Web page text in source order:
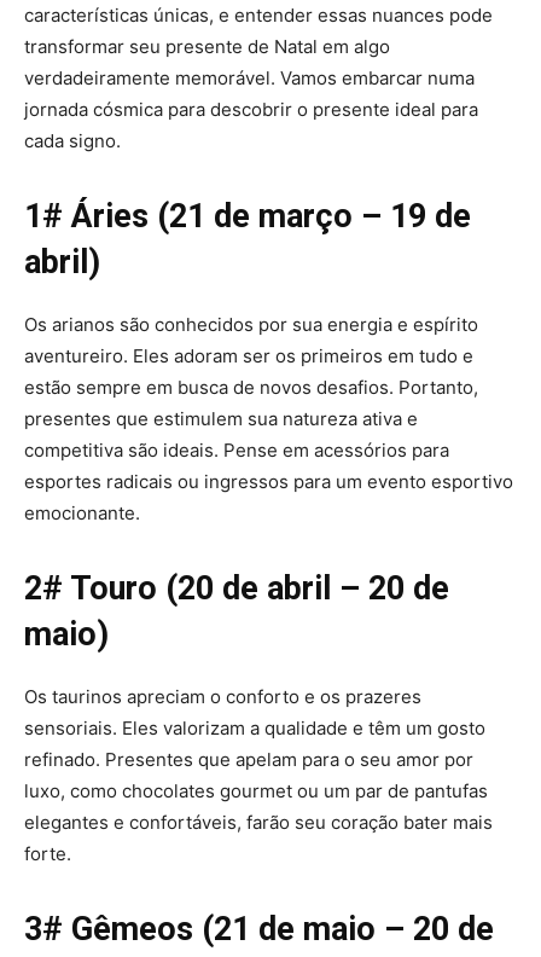
características únicas, e entender essas nuances pode
transformar seu presente de Natal em algo
verdadeiramente memorável. Vamos embarcar numa
jornada cósmica para descobrir o presente ideal para
cada signo.
1# Áries (21 de março – 19 de
abril)
Os arianos são conhecidos por sua energia e espírito
aventureiro. Eles adoram ser os primeiros em tudo e
estão sempre em busca de novos desafios. Portanto,
presentes que estimulem sua natureza ativa e
competitiva são ideais. Pense em acessórios para
esportes radicais ou ingressos para um evento esportivo
emocionante.
2# Touro (20 de abril – 20 de
maio)
Os taurinos apreciam o conforto e os prazeres
sensoriais. Eles valorizam a qualidade e têm um gosto
refinado. Presentes que apelam para o seu amor por
luxo, como chocolates gourmet ou um par de pantufas
elegantes e confortáveis, farão seu coração bater mais
forte.
3# Gêmeos (21 de maio – 20 de